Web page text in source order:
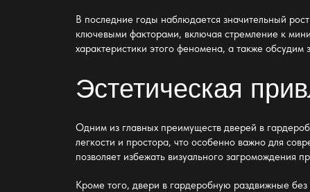
В последние годы наблюдается значительный
ключевыми факторами, включая стремление к
характеристики этого феномена, а также
Эстетическая
Одним из главных преимуществдверей в
легкости и простора, что особенно важно для
позволяет избежать визуального загромождения
Кроме того,двери в гардеробную раздвижные без